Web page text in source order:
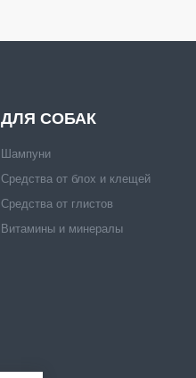
ДЛЯ СОБАК
Шампуни
Средства от блох и клещей
Средства от глистов
Витамины и минералы